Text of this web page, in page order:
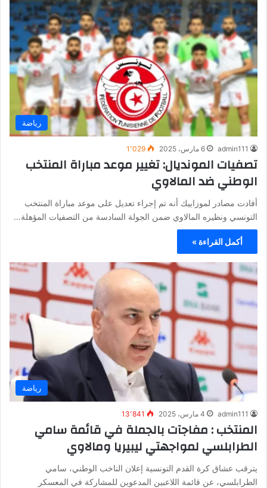
رياضة
admin111 6 مارس، 2025 1٬029
تصفيات المونديال: تغيير موعد مباراة المنتخب
الوطني ضد المالاوي
أفادت مصادر لموزاييك أنه تم إجراء تعديل على موعد مباراة المنتخب
التونسي ونظيره المالاوي ضمن الجولة السادسة من التصفيات المؤهلة…
أكمل القراءة »
رياضة
admin111 4 مارس، 2025 13٬841
المنتخب : مفاجآت بالجملة في قائمة سامي
الطرابلسي لمواجهتي ليبيريا ومالاوي
يترقب عشاق كرة القدم التونسية إعلان الناخب الوطني، سامي
الطرابلسي، عن قائمة اللاعبين المدعوين للمشاركة في المعسكر